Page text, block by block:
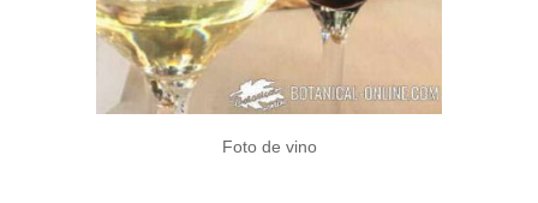
Foto de vino